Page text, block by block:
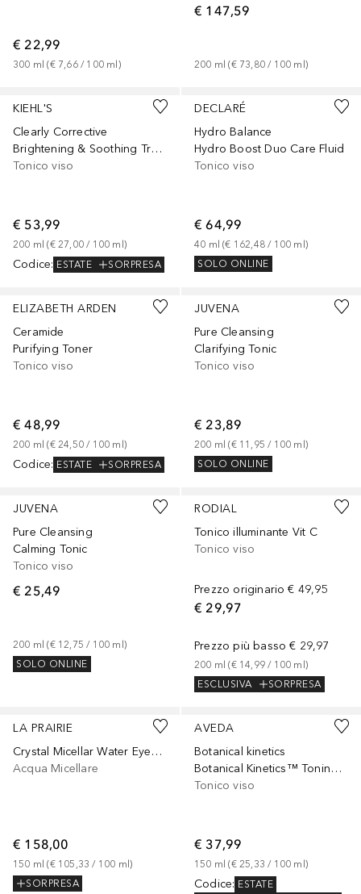
€ 22,99
300 ml (€ 7,66 / 100 ml )
€ 147,59
200 ml (€ 73,80 / 100 ml )
KIEHL'S
Clearly Corrective
Brightening & Soothing Treatment Water
Tonico viso
€ 53,99
200 ml (€ 27,00 / 100 ml )
Codice: ESTATE SORPRESA
DECLARÉ
Hydro Balance
Hydro Boost Duo Care Fluid
Tonico viso
€ 64,99
40 ml (€ 162,48 / 100 ml )
SOLO ONLINE
ELIZABETH ARDEN
Ceramide
Purifying Toner
Tonico viso
€ 48,99
200 ml (€ 24,50 / 100 ml )
Codice: ESTATE SORPRESA
JUVENA
Pure Cleansing
Clarifying Tonic
Tonico viso
€ 23,89
200 ml (€ 11,95 / 100 ml )
SOLO ONLINE
JUVENA
Pure Cleansing
Calming Tonic
Tonico viso
€ 25,49
200 ml (€ 12,75 / 100 ml )
SOLO ONLINE
RODIAL
Tonico illuminante Vit C
Tonico viso
Prezzo originario € 49,95
€ 29,97
Prezzo più basso € 29,97
200 ml (€ 14,99 / 100 ml )
ESCLUSIVA
SORPRESA
LA PRAIRIE
Crystal Micellar Water Eyes Face
Acqua Micellare
€ 158,00
150 ml (€ 105,33 / 100 ml)
SORPRESA
AVEDA
Botanical kinetics
Botanical Kinetics™ Toning Mist
Tonico viso
€ 37,99
150 ml (€ 25,33 / 100 ml )
Codice: ESTATE